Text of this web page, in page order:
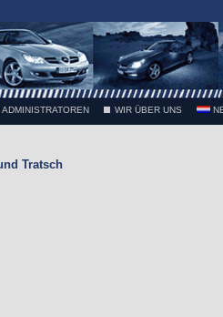
ADMINISTRATOREN WIR ÜBER UNS
Tratsch